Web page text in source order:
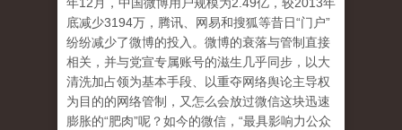
底减少3194万，腾讯、网易和搜狐等昔日“门户”
纷纷减少了微博的投入。微博的衰落与管制直接
相关，并与党宣专属账号的滋生几乎同步，以大
清洗加占领为基本手段、以重夺网络舆论主导权
为目的的网络管制，又怎么会放过微信这块迅速
膨胀的“肥肉”呢？如今的微信，“最具影响力公众